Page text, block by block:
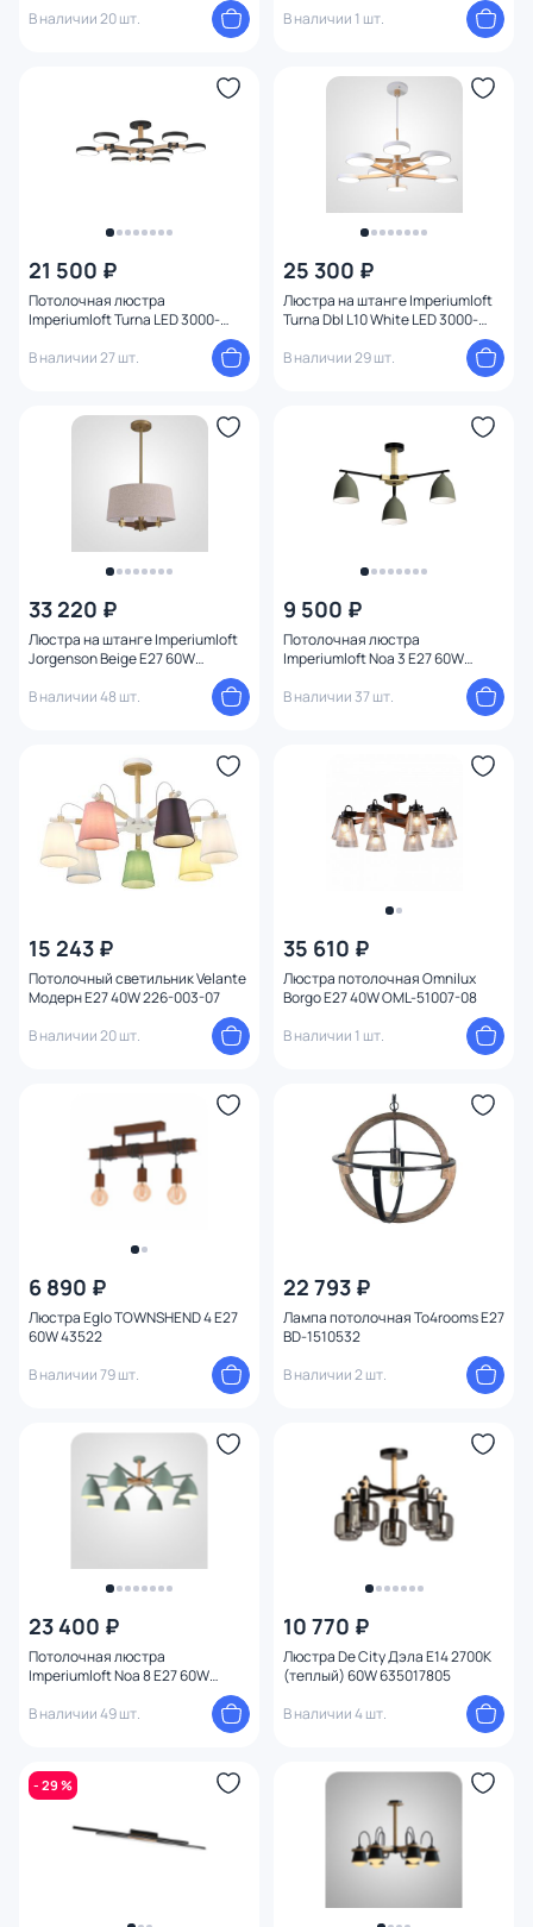
В наличии 20 шт.
(теплый,белый,холодный) 13W
В наличии 1 шт.
21 500 ₽
Потолочная люстра
Imperiumloft Turna LED 3000-
В наличии 27 шт.
25 300 ₽
Люстра на штанге Imperiumloft
Turna Dbl L10 White LED 3000-
В наличии 29 шт.
33 220 ₽
Люстра на штанге Imperiumloft
Jorgenson Beige E27 60W
В наличии 48 шт.
9 500 ₽
Потолочная люстра
Imperiumloft Noa 3 E27 60W
В наличии 37 шт.
15 243 ₽
Потолочный светильник Velante
Модерн E27 40W 226-003-07
В наличии 20 шт.
35 610 ₽
Люстра потолочная Omnilux
Borgo E27 40W OML-51007-08
В наличии 1 шт.
6 890 ₽
Люстра Eglo TOWNSHEND 4 E27
60W 43522
В наличии 79 шт.
22 793 ₽
Лампа потолочная To4rooms E27
BD-1510532
В наличии 2 шт.
23 400 ₽
Потолочная люстра
Imperiumloft Noa 8 E27 60W
В наличии 49 шт.
10 770 ₽
Люстра De City Дэла E14 2700К
(теплый) 60W 635017805
В наличии 4 шт.
- 29 %